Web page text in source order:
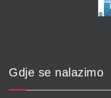
Gdje se nalazimo